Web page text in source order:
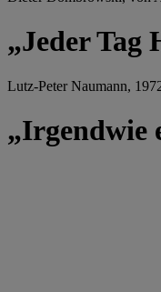
„Jeder Tag
Lutz-Peter Naumann,
„Irgendwie